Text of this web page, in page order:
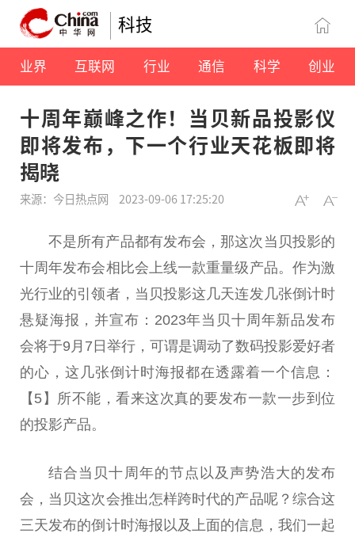
科技
业界 互联网 行业 通信 科学 创业
十周年巅峰之作！当贝新品投影仪
即将发布，下一个行业天花板即将
揭晓
来源：今日热点网 2023-09-06 17:25:20
不是所有产品都有发布会，那这次当贝投影的
十周年发布会相比会上线一款重量级产品。作为激
光行业的引领者，当贝投影这几天连发几张倒计时
悬疑海报，并宣布：2023年当贝十周年新品发布
会将于9月7日举行，可谓是调动了数码投影爱好者
的心，这几张倒计时海报都在透露着一个信息：
【5】所不能，看来这次真的要发布一款一步到位
的投影产品。
结合当贝十周年的节点以及声势浩大的发布
会，当贝这次会推出怎样跨时代的产品呢？综合这
三天发布的倒计时海报以及上面的信息，我们一起